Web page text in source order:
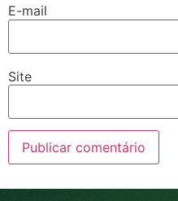
E-mail
Site